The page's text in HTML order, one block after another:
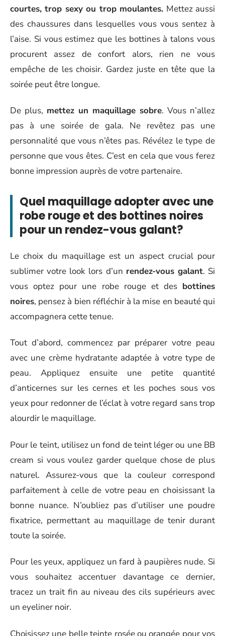
courtes, trop sexy ou trop moulantes. Mettez aussi
des chaussures dans lesquelles vous vous sentez à
l’aise. Si vous estimez que les bottines à talons vous
procurent assez de confort alors, rien ne vous
empêche de les choisir. Gardez juste en tête que la
soirée peut être longue.
De plus, mettez un maquillage sobre. Vous n’allez
pas à une soirée de gala. Ne revêtez pas une
personnalité que vous n’êtes pas. Révélez le type de
personne que vous êtes. C’est en cela que vous ferez
bonne impression auprès de votre partenaire.
Quel maquillage adopter avec une
robe rouge et des bottines noires
pour un rendez-vous galant?
Le choix du maquillage est un aspect crucial pour
sublimer votre look lors d’un rendez-vous galant. Si
vous optez pour une robe rouge et des bottines
noires, pensez à bien réfléchir à la mise en beauté qui
accompagnera cette tenue.
Tout d’abord, commencez par préparer votre peau
avec une crème hydratante adaptée à votre type de
peau. Appliquez ensuite une petite quantité
d’anticernes sur les cernes et les poches sous vos
yeux pour redonner de l’éclat à votre regard sans trop
alourdir le maquillage.
Pour le teint, utilisez un fond de teint léger ou une BB
cream si vous voulez garder quelque chose de plus
naturel. Assurez-vous que la couleur correspond
parfaitement à celle de votre peau en choisissant la
bonne nuance. N’oubliez pas d’utiliser une poudre
fixatrice, permettant au maquillage de tenir durant
toute la soirée.
Pour les yeux, appliquez un fard à paupières nude. Si
vous souhaitez accentuer davantage ce dernier,
tracez un trait fin au niveau des cils supérieurs avec
un eyeliner noir.
Choisissez une belle teinte rosée ou orangée pour vos